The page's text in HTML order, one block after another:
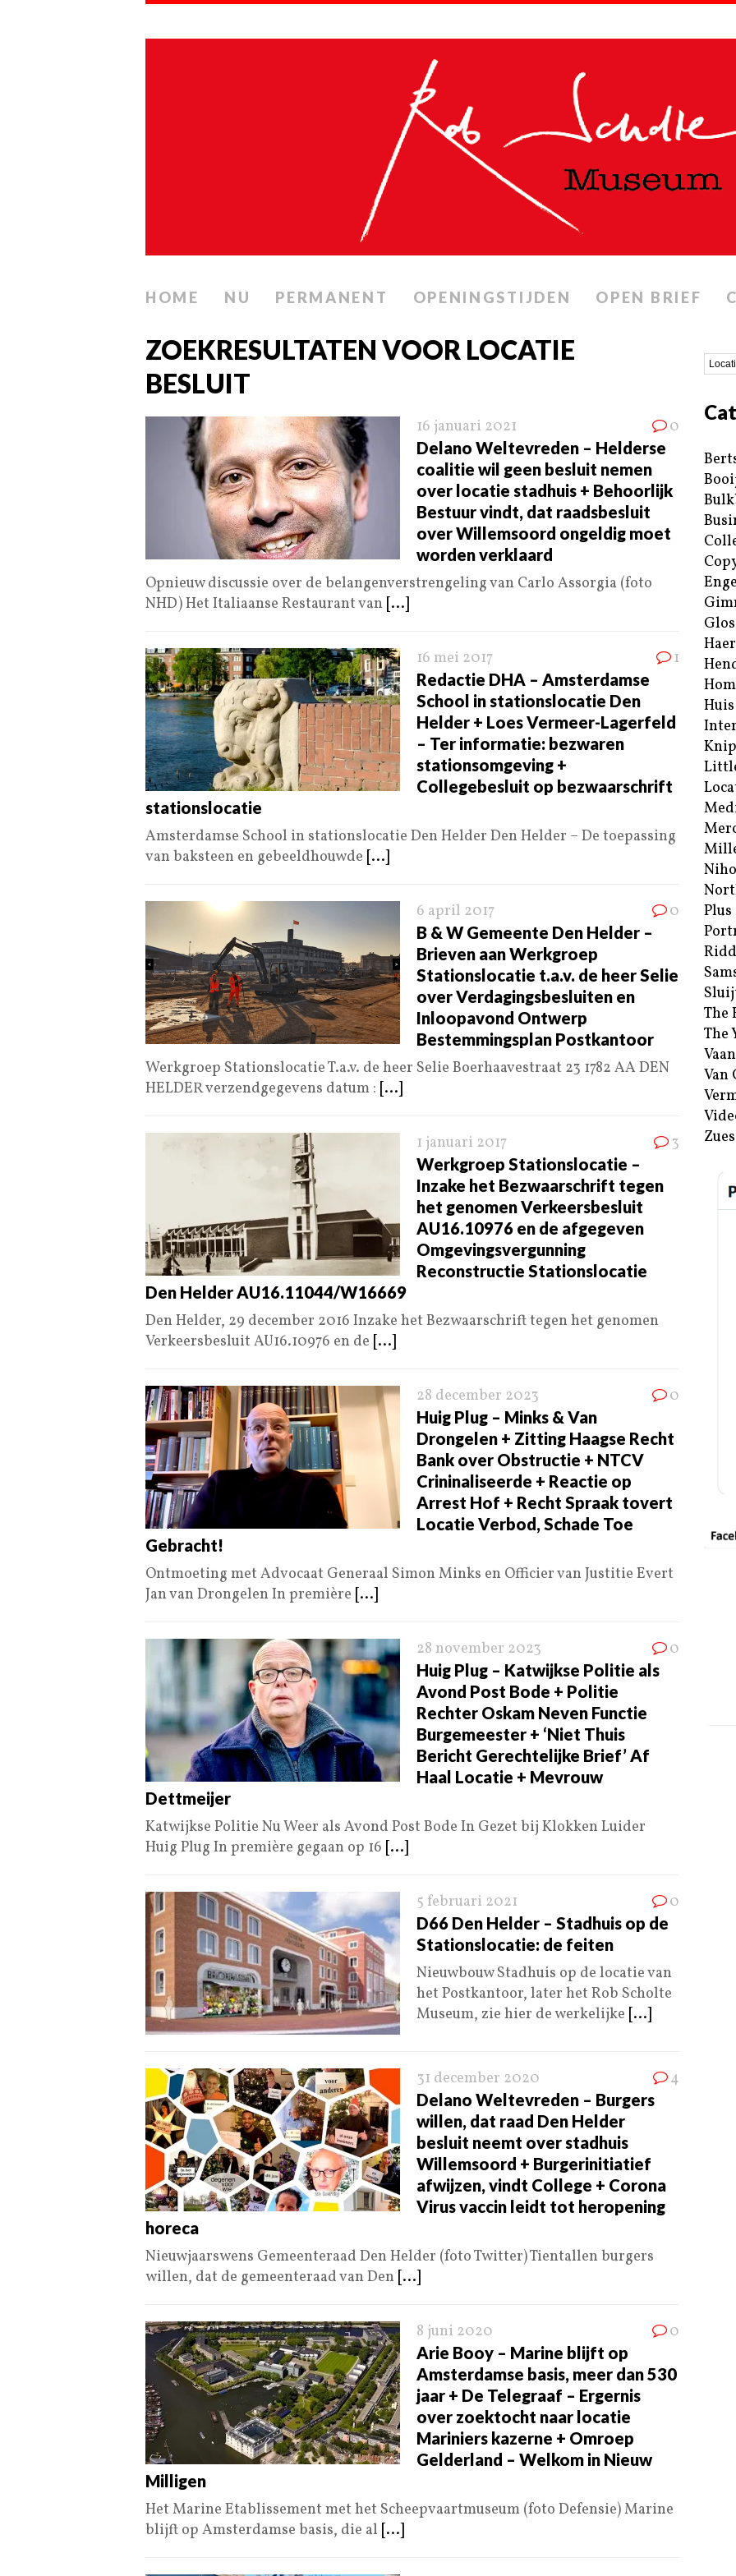
HOME NU PERMANENT OPENINGSTIJDEN OPEN BRIEF
ZOEKRESULTATEN VOOR LOCATIE
BESLUIT
16 januari 2021 0
Delano Weltevreden – Helderse
coalitie wil geen besluit nemen
over locatie stadhuis + Behoorlijk
Bestuur vindt, dat raadsbesluit
over Willemsoord ongeldig moet
worden verklaard
Opnieuw discussie over de belangenverstrengeling van Carlo Assorgia (foto
NHD) Het Italiaanse Restaurant van [...]
16 mei 2017 1
Redactie DHA – Amsterdamse
School in stationslocatie Den
Helder + Loes Vermeer-Lagerfeld
– Ter informatie: bezwaren
stationsomgeving +
Collegebesluit op bezwaarschrift
stationslocatie
Amsterdamse School in stationslocatie Den Helder Den Helder – De toepassing
van baksteen en gebeeldhouwde [...]
6 april 2017 0
B & W Gemeente Den Helder –
Brieven aan Werkgroep
Stationslocatie t.a.v. de heer Selie
over Verdagingsbesluiten en
Inloopavond Ontwerp
Bestemmingsplan Postkantoor
Werkgroep Stationslocatie T.a.v. de heer Selie Boerhaavestraat 23 1782 AA DEN
HELDER verzendgegevens datum : [...]
1 januari 2017 3
Werkgroep Stationslocatie –
Inzake het Bezwaarschrift tegen
het genomen Verkeersbesluit
AU16.10976 en de afgegeven
Omgevingsvergunning
Reconstructie Stationslocatie
Den Helder AU16.11044/W16669
Den Helder, 29 december 2016 Inzake het Bezwaarschrift tegen het genomen
Verkeersbesluit AU16.10976 en de [...]
28 december 2023 0
Huig Plug – Minks & Van
Drongelen + Zitting Haagse Recht
Bank over Obstructie + NTCV
Crininaliseerde + Reactie op
Arrest Hof + Recht Spraak tovert
Locatie Verbod, Schade Toe
Gebracht!
Ontmoeting met Advocaat Generaal Simon Minks en Officier van Justitie Evert
Jan van Drongelen In première [...]
28 november 2023 0
Huig Plug – Katwijkse Politie als
Avond Post Bode + Politie
Rechter Oskam Neven Functie
Burgemeester + ‘Niet Thuis
Bericht Gerechtelijke Brief’ Af
Haal Locatie + Mevrouw
Dettmeijer
Katwijkse Politie Nu Weer als Avond Post Bode In Gezet bij Klokken Luider
Huig Plug In première gegaan op 16 [...]
5 februari 2021 0
D66 Den Helder – Stadhuis op de
Stationslocatie: de feiten
Nieuwbouw Stadhuis op de locatie van
het Postkantoor, later het Rob Scholte
Museum, zie hier de werkelijke [...]
31 december 2020 4
Delano Weltevreden – Burgers
willen, dat raad Den Helder
besluit neemt over stadhuis
Willemsoord + Burgerinitiatief
afwijzen, vindt College + Corona
Virus vaccin leidt tot heropening
horeca
Nieuwjaarswens Gemeenteraad Den Helder (foto Twitter) Tientallen burgers
willen, dat de gemeenteraad van Den [...]
8 juni 2020 0
Arie Booy – Marine blijft op
Amsterdamse basis, meer dan 530
jaar + De Telegraaf – Ergernis
over zoektocht naar locatie
Mariniers kazerne + Omroep
Gelderland – Welkom in Nieuw
Milligen
Het Marine Etablissement met het Scheepvaartmuseum (foto Defensie) Marine
blijft op Amsterdamse basis, die al [...]
Plus
The
The
Van